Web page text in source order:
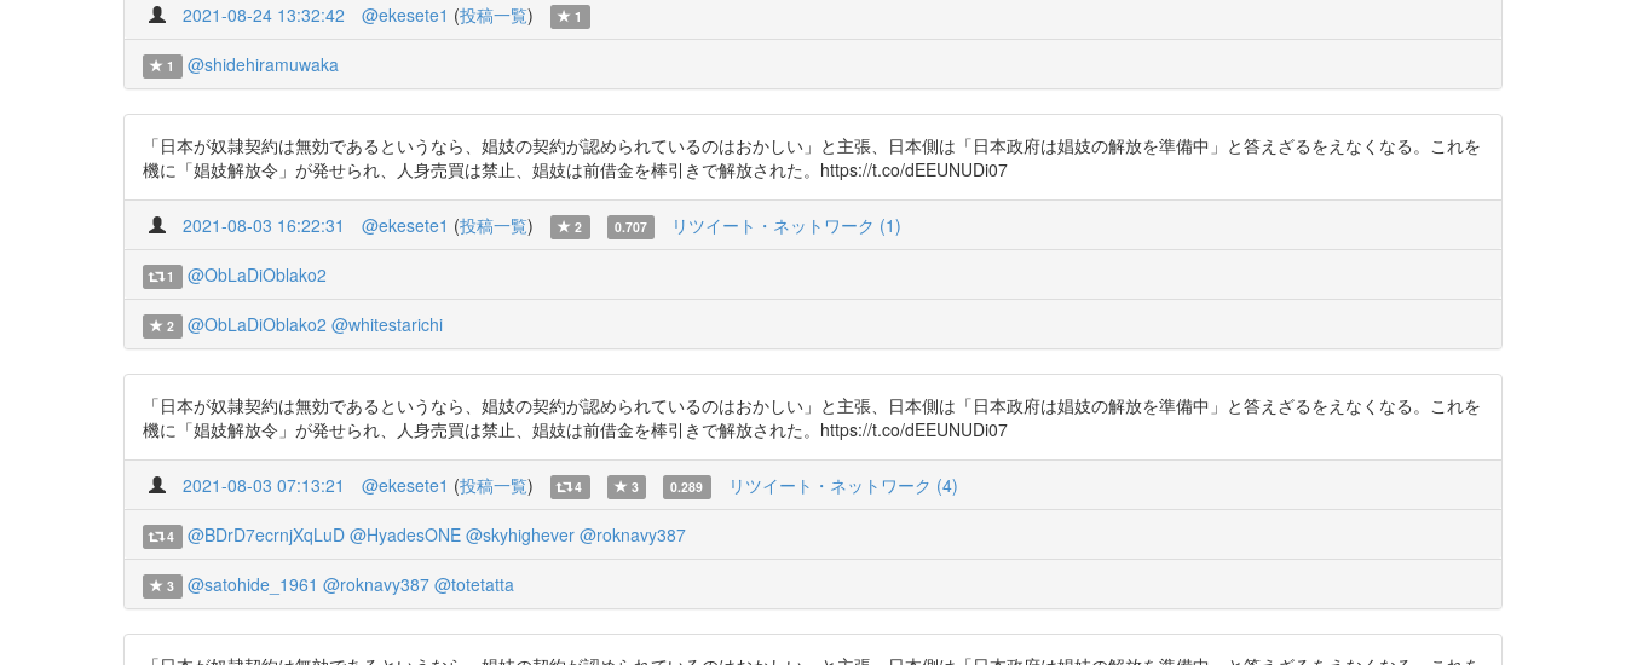
2021-08-24 13:32:42 @ekesete1 (投稿一覧) 1
1 @shidehiramuwaka
「日本が奴隷契約は無効であるというなら、娼妓の契約が認められているのはおかしい」と主張、日本側は「日本政府は娼妓の解放を準備中」と答えざるをえなくなる。これを
機に「娼妓解放令」が発せられ、人身売買は禁止、娼妓は前借金を棒引きで解放された。https://t.co/dEEUNUDi07
2021-08-03 16:22:31 @ekesete1 (投稿一覧) 2 0.707 リツイート・ネットワーク (1)
1 @ObLaDiOblako2
2 @ObLaDiOblako2 @whitestarichi
「日本が奴隷契約は無効であるというなら、娼妓の契約が認められているのはおかしい」と主張、日本側は「日本政府は娼妓の解放を準備中」と答えざるをえなくなる。これを
機に「娼妓解放令」が発せられ、人身売買は禁止、娼妓は前借金を棒引きで解放された。https://t.co/dEEUNUDi07
2021-08-03 07:13:21 @ekesete1 (投稿一覧) 4 3 0.289 リツイート・ネットワーク (4)
4 @BDrD7ecrnjXqLuD @HyadesONE @skyhighever @roknavy387
3 @satohide_1961 @roknavy387 @totetatta